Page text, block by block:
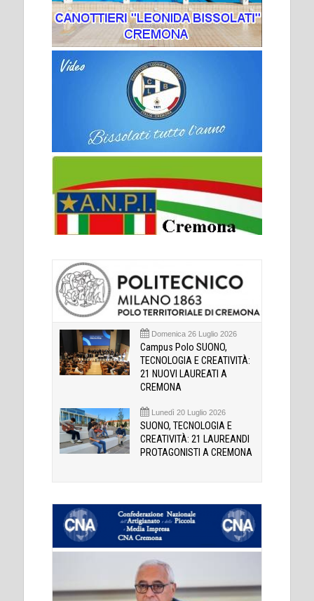
Domenica 26 Luglio 2026
Campus Polo SUONO,
TECNOLOGIA E CREATIVITÀ:
21 NUOVI LAUREATI A
CREMONA
Lunedì 20 Luglio 2026
SUONO, TECNOLOGIA E
CREATIVITÀ: 21 LAUREANDI
PROTAGONISTI A CREMONA